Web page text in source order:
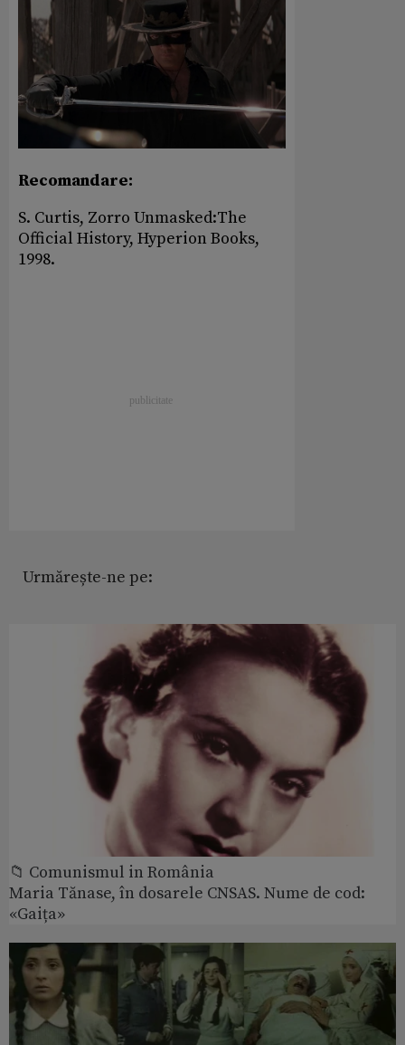
Recomandare:
S. Curtis, Zorro Unmasked:The
Official History, Hyperion Books,
1998.
Urmărește-ne pe:
📁 Comunismul in România
Maria Tănase, în dosarele CNSAS. Nume de cod:
«Gaița»